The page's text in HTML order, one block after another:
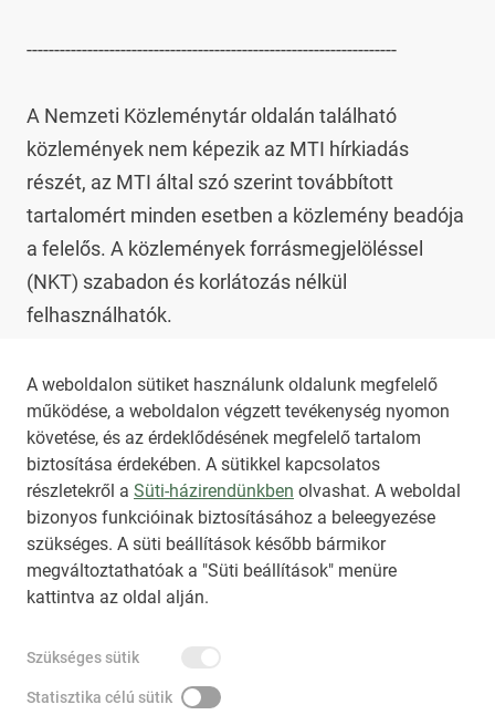
A weboldalon sütiket használunk oldalunk megfelelő
működése, a weboldalon végzett tevékenység nyomon
követése, és az érdeklődésének megfelelő tartalom
biztosítása érdekében. A sütikkel kapcsolatos
részletekről a Süti-házirendünkben olvashat. A weboldal
bizonyos funkcióinak biztosításához a beleegyezése
szükséges. A süti beállítások később bármikor
megváltoztathatóak a "Süti beállítások" menüre
kattintva az oldal alján.
Szükséges sütik
Statisztika célú sütik
-------------------------------------------------------------------
A Nemzeti Közleménytár oldalán található
közlemények nem képezik az MTI hírkiadás
részét, az MTI által szó szerint továbbított
tartalomért minden esetben a közlemény beadója
a felelős. A közlemények forrásmegjelöléssel
(NKT) szabadon és korlátozás nélkül
felhasználhatók.
Az NKT szolgáltatással kapcsolatban további
információt az nkt@dunamsz.hu elektronikus
levelező címen kaphat.
HIRADO.HU MEDIAKLIKK.HU
M4SPORT.HU NEMZETISPORT.HU
NEMZETI KÖZLEMÉNYTÁR MEGRENDELÉS
AKADÁLYMENTESÍTÉSI NYILATKOZAT